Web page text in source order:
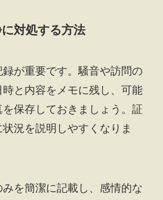
対処する方法
録が重要です。騒音や訪問の
と内容をメモに残し、可能
保存しておきましょう。証
況を説明しやすくなりま
を簡潔に記載し、感情的な